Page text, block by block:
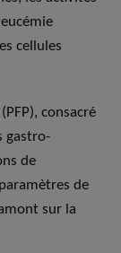
cellules
consacré
gastro-
de
de
sur la